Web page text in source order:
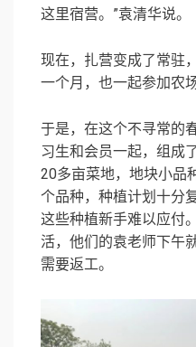
这里宿营。”袁清华说。
现在，扎营变成了常驻
一个月，也一起参加农
于是，在这个不寻常的
习生和会员一起，组成
20多亩菜地，地块小品
个品种，种植计划十分
这些种植新手难以应付
活，他们的袁老师下午
需要返工。